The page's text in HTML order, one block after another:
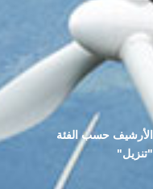
الأرشيف حسب الفئة
"تنزيل"